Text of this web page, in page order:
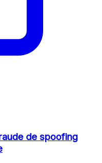
de spoofing